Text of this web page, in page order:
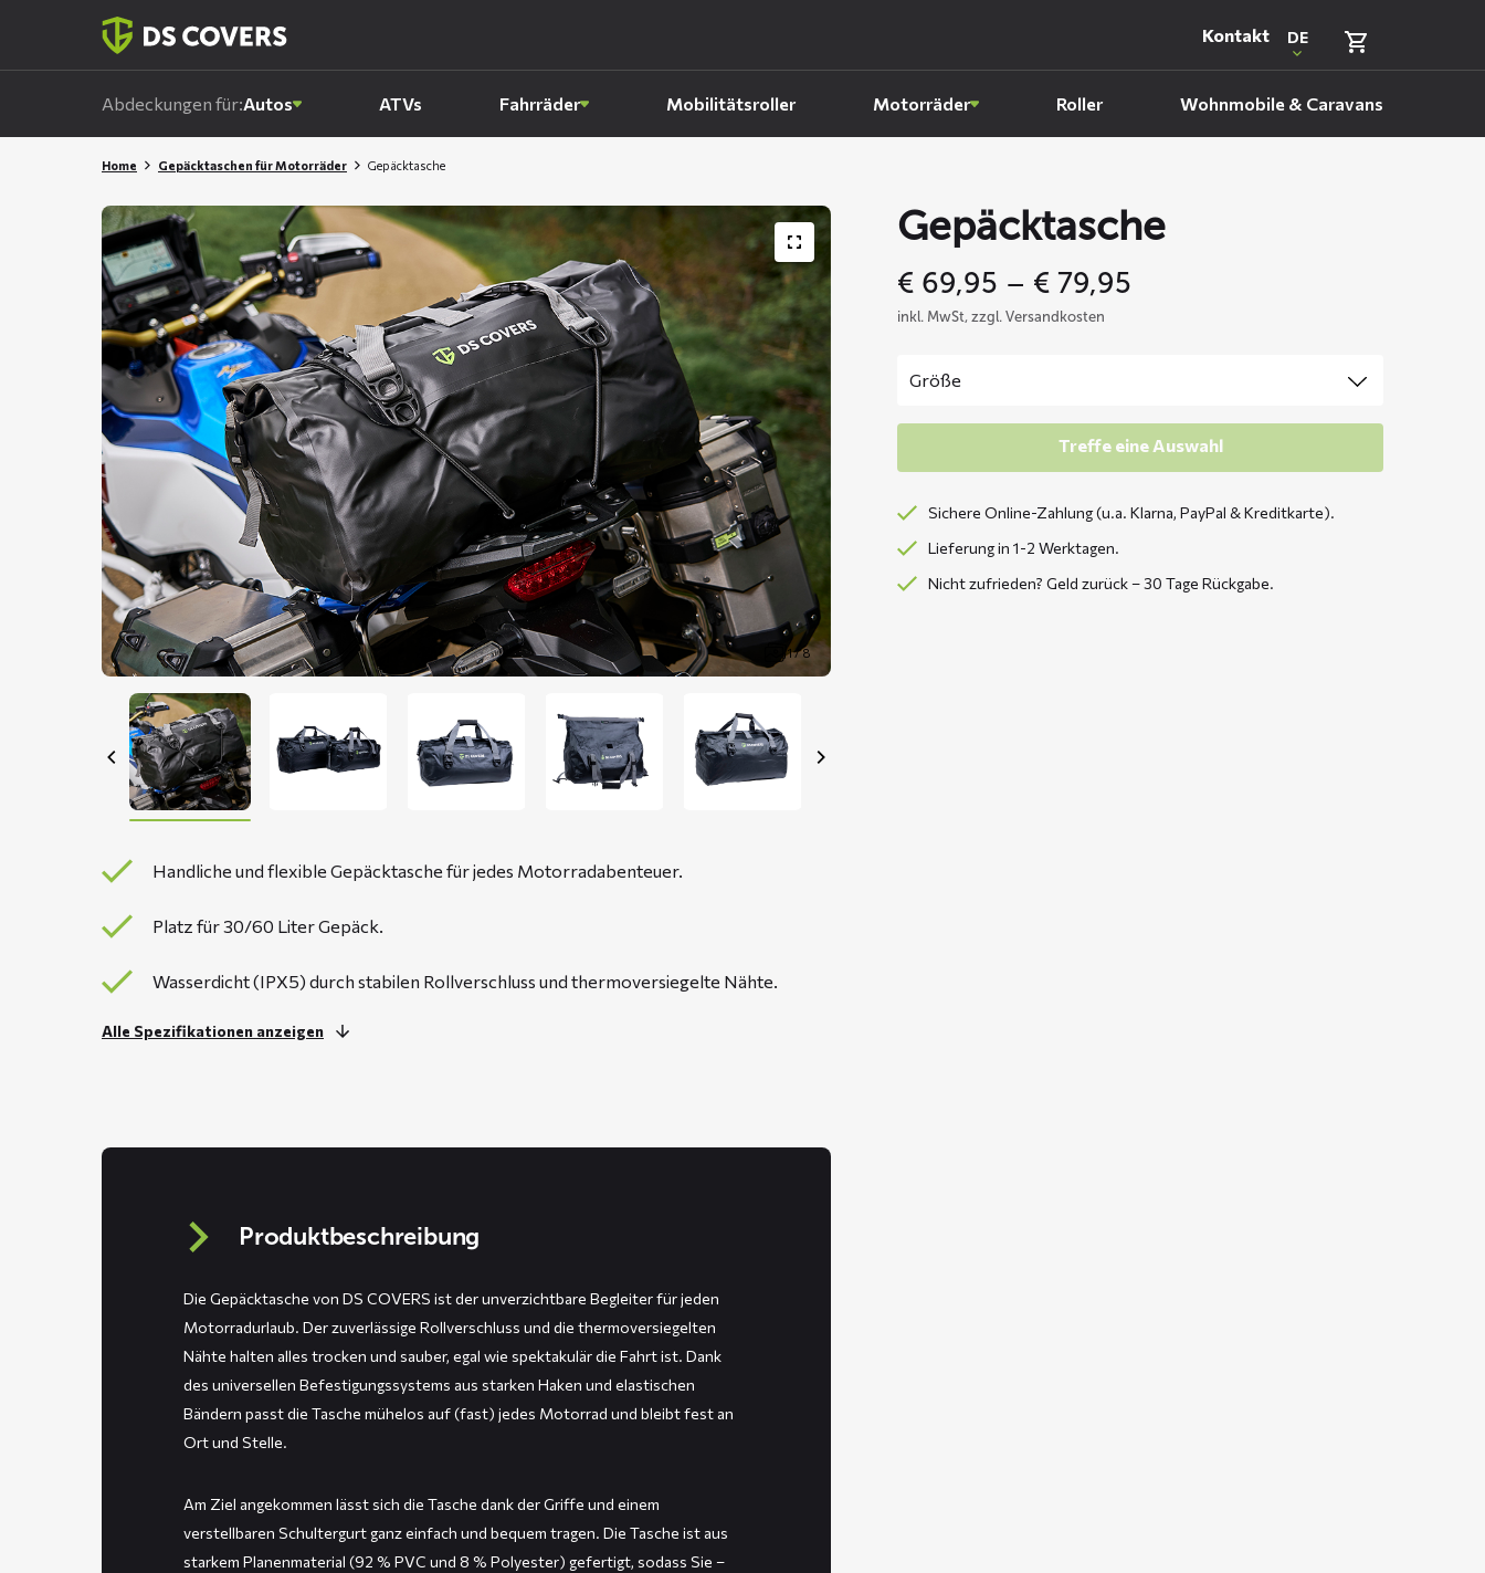
Kontakt
DE
Abdeckungen für:Autos ATVs Fahrräder Mobilitätsroller Motorräder Roller Wohnmobile & Caravans
Home Gepäcktaschen für Motorräder Gepäcktasche
1 / 8
Handliche und flexible Gepäcktasche für jedes Motorradabenteuer.
Platz für 30/60 Liter Gepäck.
Wasserdicht (IPX5) durch stabilen Rollverschluss und thermoversiegelte Nähte.
Alle Spezifikationen anzeigen
Gepäcktasche
€ 69,95 – € 79,95
inkl. MwSt, zzgl. Versandkosten
Treffe eine Auswahl
Sichere Online-Zahlung (u.a. Klarna, PayPal & Kreditkarte).
Lieferung in 1-2 Werktagen.
Nicht zufrieden? Geld zurück – 30 Tage Rückgabe.
Produktbeschreibung
Die Gepäcktasche von DS COVERS ist der unverzichtbare Begleiter für jeden
Motorradurlaub. Der zuverlässige Rollverschluss und die thermoversiegelten
Nähte halten alles trocken und sauber, egal wie spektakulär die Fahrt ist. Dank
des universellen Befestigungssystems aus starken Haken und elastischen
Bändern passt die Tasche mühelos auf (fast) jedes Motorrad und bleibt fest an
Ort und Stelle.
Am Ziel angekommen lässt sich die Tasche dank der Griffe und einem
verstellbaren Schultergurt ganz einfach und bequem tragen. Die Tasche ist aus
starkem Planenmaterial (92 % PVC und 8 % Polyester) gefertigt, sodass Sie –